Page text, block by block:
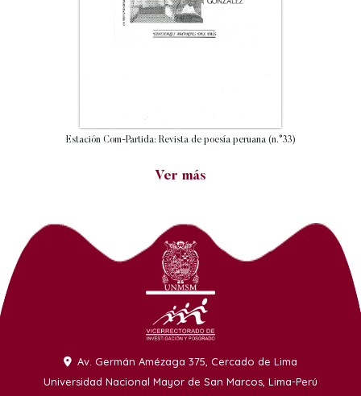
Estación Com-Partida: Revista de poesía peruana (n.°33)
Ver más
Av. Germán Amézaga 375, Cercado de Lima
Universidad Nacional Mayor de San Marcos, Lima-Perú